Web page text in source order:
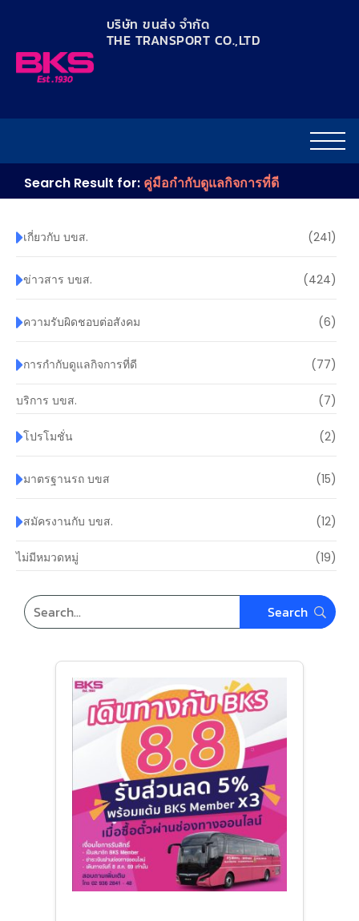
บริษัท ขนส่ง จำกัด
THE TRANSPORT CO.,LTD​
Search Result for: คู่มือกำกับดูแลกิจการที่ดี
เกี่ยวกับ บขส. (241)
ข่าวสาร บขส. (424)
ความรับผิดชอบต่อสังคม (6)
การกำกับดูแลกิจการที่ดี (77)
บริการ บขส. (7)
โปรโมชั่น (2)
มาตรฐานรถ บขส (15)
สมัครงานกับ บขส. (12)
ไม่มีหมวดหมู่ (19)